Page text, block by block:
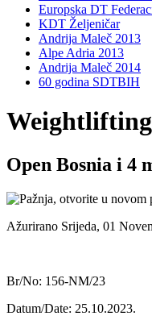
Europska DT
KDT Željeničar
Andrija Maleč 2013
Alpe Adria 2013
Andrija Maleč 2014
60 godina SDTBIH
Open Bosnia i 4
Ažurirano Srijeda, 01
Br/No: 156-NM/23
Datum/Date: 25.10.2023.